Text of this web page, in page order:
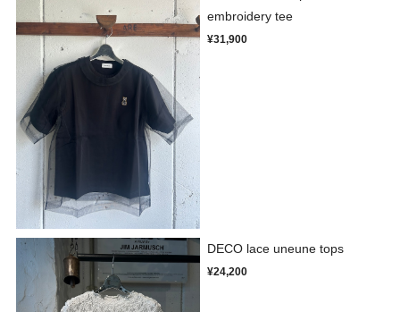
embroidery tee
¥31,900
DECO lace uneune tops
¥24,200